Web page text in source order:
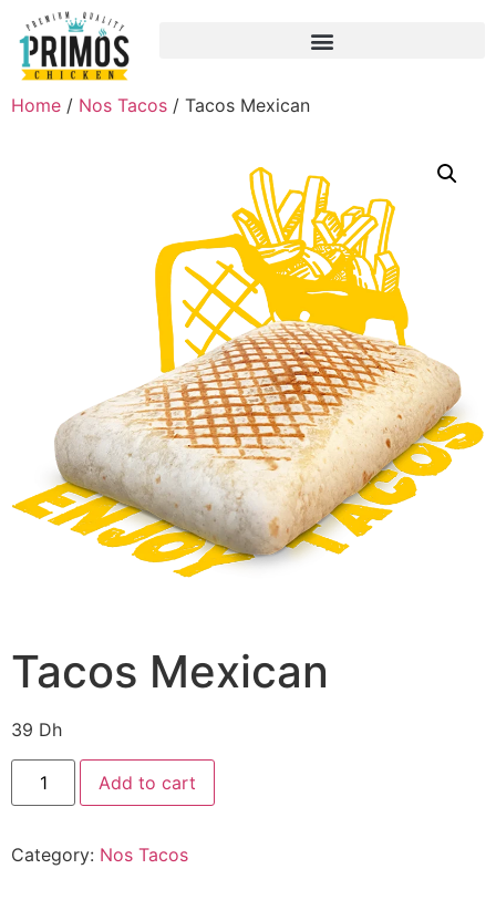
Home / Nos Tacos / Tacos Mexican
Tacos Mexican
39 Dh
Add to cart
Category: Nos Tacos